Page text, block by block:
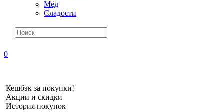
Мёд
Сладости
0
Кешбэк за покупки!
Акции и скидки
История покупок